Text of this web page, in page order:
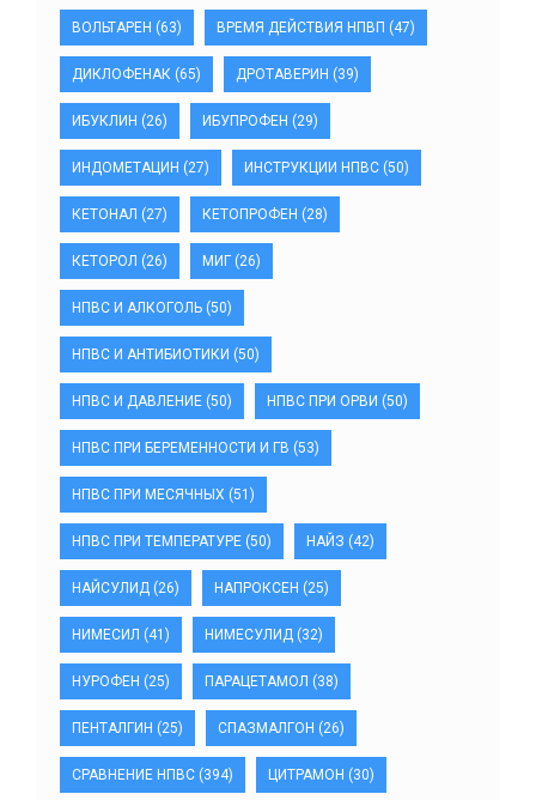
ВОЛЬТАРЕН (63) ВРЕМЯ ДЕЙСТВИЯ НПВП (47)
ДИКЛОФЕНАК (65) ДРОТАВЕРИН (39)
ИБУКЛИН (26) ИБУПРОФЕН (29)
ИНДОМЕТАЦИН (27) ИНСТРУКЦИИ НПВС (50)
КЕТОНАЛ (27) КЕТОПРОФЕН (28)
КЕТОРОЛ (26) МИГ (26)
НПВС И АЛКОГОЛЬ (50)
НПВС И АНТИБИОТИКИ (50)
НПВС И ДАВЛЕНИЕ (50) НПВС ПРИ ОРВИ (50)
НПВС ПРИ БЕРЕМЕННОСТИ И ГВ (53)
НПВС ПРИ МЕСЯЧНЫХ (51)
НПВС ПРИ ТЕМПЕРАТУРЕ (50) НАЙЗ (42)
НАЙСУЛИД (26) НАПРОКСЕН (25)
НИМЕСИЛ (41) НИМЕСУЛИД (32)
НУРОФЕН (25) ПАРАЦЕТАМОЛ (38)
ПЕНТАЛГИН (25) СПАЗМАЛГОН (26)
СРАВНЕНИЕ НПВС (394) ЦИТРАМОН (30)